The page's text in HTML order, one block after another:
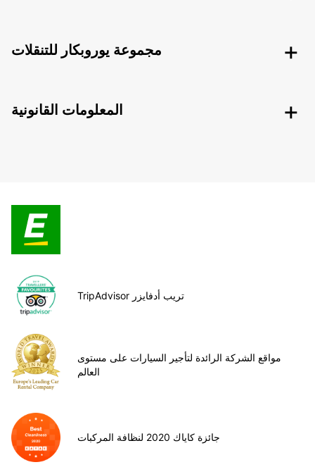
مجموعة يوروبكار للتنقلات
المعلومات القانونية
TripAdvisor تريب أدفايزر
مواقع الشركة الرائدة لتأجير السيارات على مستوى
العالم
جائزة كاياك 2020 لنظافة المركبات